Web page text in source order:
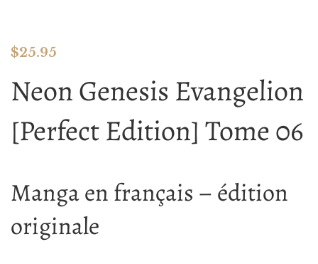
$25.95
Neon Genesis Evangelion
[Perfect Edition] Tome 06
Manga en français – édition
originale